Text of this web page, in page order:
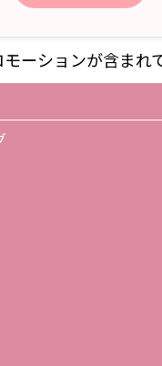
ーションが含まれ